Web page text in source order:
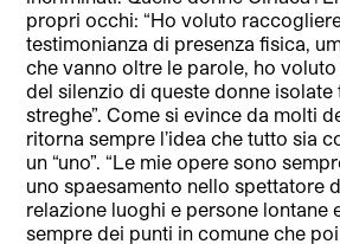
propri occhi: “Ho voluto
testimonianza di presenza fisica,
che vanno oltre le parole, ho
del silenzio di queste donne isolate
streghe”. Come si evince da molti
ritorna sempre l’idea che tutto sia
un “uno”. “Le mie opere sono
uno spaesamento nello spettatore
relazione luoghi e persone lontane
sempre dei punti in comune che